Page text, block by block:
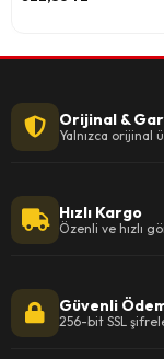
Orijinal &
Yalnızca orijinal
Hızlı Kargo
Özenli ve hızlı
Güvenli
256-bit SSL